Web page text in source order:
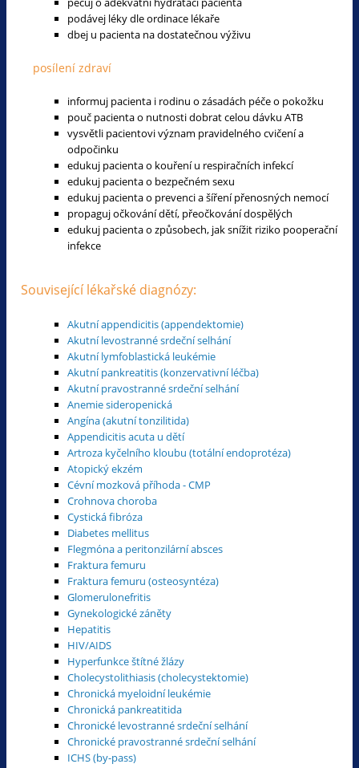
podávej léky dle ordinace lékaře
dbej u pacienta na dostatečnou výživu
posílení zdraví
informuj pacienta i rodinu o zásadách péče o pokožku
pouč pacienta o nutnosti dobrat celou dávku ATB
vysvětli pacientovi význam pravidelného cvičení a
odpočinku
edukuj pacienta o kouření u respiračních infekcí
edukuj pacienta o bezpečném sexu
edukuj pacienta o prevenci a šíření přenosných nemocí
propaguj očkování dětí, přeočkování dospělých
edukuj pacienta o způsobech, jak snížit riziko pooperační
infekce
Související lékařské diagnózy:
Akutní appendicitis (appendektomie)
Akutní levostranné srdeční selhání
Akutní lymfoblastická leukémie
Akutní pankreatitis (konzervativní léčba)
Akutní pravostranné srdeční selhání
Anemie sideropenická
Angína (akutní tonzilitida)
Appendicitis acuta u dětí
Artroza kyčelního kloubu (totální endoprotéza)
Atopický ekzém
Cévní mozková příhoda - CMP
Crohnova choroba
Cystická fibróza
Diabetes mellitus
Flegmóna a peritonzilární absces
Fraktura femuru
Fraktura femuru (osteosyntéza)
Glomerulonefritis
Gynekologické záněty
Hepatitis
HIV/AIDS
Hyperfunkce štítné žlázy
Cholecystolithiasis (cholecystektomie)
Chronická myeloidní leukémie
Chronická pankreatitida
Chronické levostranné srdeční selhání
Chronické pravostranné srdeční selhání
ICHS (by-pass)